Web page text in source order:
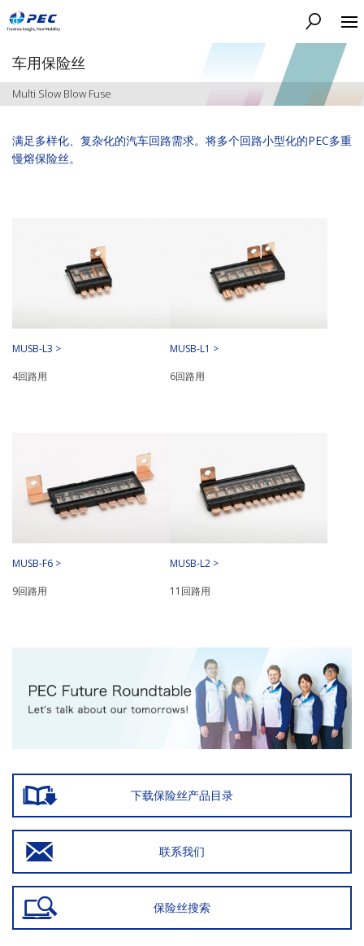
搜索
车用保险丝
Multi Slow Blow Fuse
满足多样化、复杂化的汽车回路需求。将多个回路小型化的PEC多重
慢熔保险丝。
MUSB-L3 >
4回路用
MUSB-L1 >
6回路用
MUSB-F6 >
9回路用
MUSB-L2 >
11回路用
下载保险丝产品目录
联系我们
保险丝搜索